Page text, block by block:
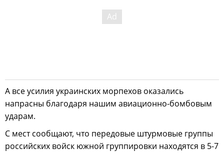
А все усилия украинских морпехов оказались
напрасны благодаря нашим авиационно-бомбовым
ударам.
С мест сообщают, что передовые штурмовые группы
российских войск южной группировки находятся в 5-7